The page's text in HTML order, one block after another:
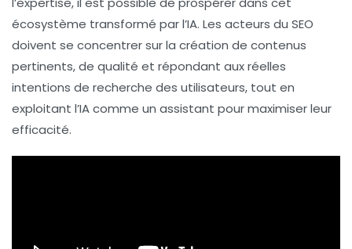
écosystème transformé par l’IA. Les acteurs du SEO
doivent se concentrer sur la création de contenus
pertinents, de qualité et répondant aux réelles
intentions de recherche des utilisateurs, tout en
exploitant l’IA comme un assistant pour maximiser leur
efficacité.